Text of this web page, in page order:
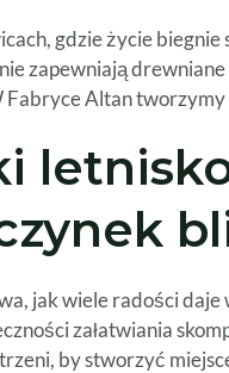
gdzie życie biegnie
zapewniają
Fabryce Altan
jak wiele radości daje
załatwiania
by stworzyć